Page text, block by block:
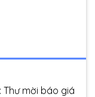
Thư mời báo giá